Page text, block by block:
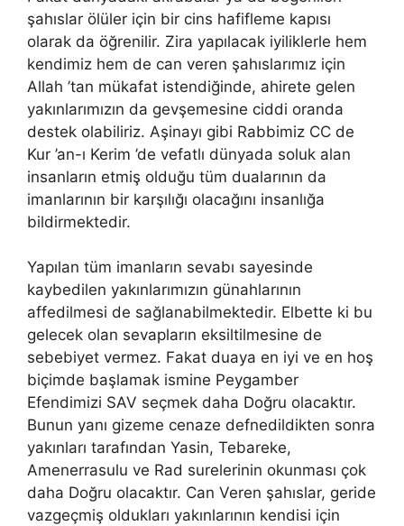
şahıslar ölüler için bir cins hafifleme kapısı
olarak da öğrenilir. Zira yapılacak iyiliklerle hem
kendimiz hem de can veren şahıslarımız için
Allah ’tan mükafat istendiğinde, ahirete gelen
yakınlarımızın da gevşemesine ciddi oranda
destek olabiliriz. Aşinayı gibi Rabbimiz CC de
Kur ’an-ı Kerim ’de vefatlı dünyada soluk alan
insanların etmiş olduğu tüm dualarının da
imanlarının bir karşılığı olacağını insanlığa
bildirmektedir.
Yapılan tüm imanların sevabı sayesinde
kaybedilen yakınlarımızın günahlarının
affedilmesi de sağlanabilmektedir. Elbette ki bu
gelecek olan sevapların eksiltilmesine de
sebebiyet vermez. Fakat duaya en iyi ve en hoş
biçimde başlamak ismine Peygamber
Efendimizi SAV seçmek daha Doğru olacaktır.
Bunun yanı gizeme cenaze defnedildikten sonra
yakınları tarafından Yasin, Tebareke,
Amenerrasulu ve Rad surelerinin okunması çok
daha Doğru olacaktır. Can Veren şahıslar, geride
vazgeçmiş oldukları yakınlarının kendisi için